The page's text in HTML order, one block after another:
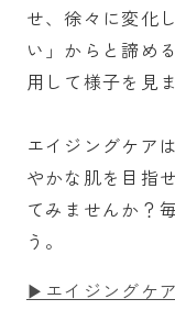
せ、徐々に変化
い」からと諦め
用して様子を見
エイジングケア
やかな肌を目指
てみませんか？
う。
▶エイジングケ